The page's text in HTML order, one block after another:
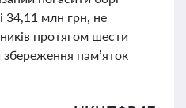
34,11 млн грн, не
протягом шести
збереження пам’яток